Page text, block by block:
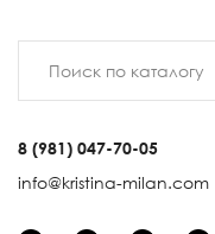
8 (981) 047-70-05
info@kristina-milan.com